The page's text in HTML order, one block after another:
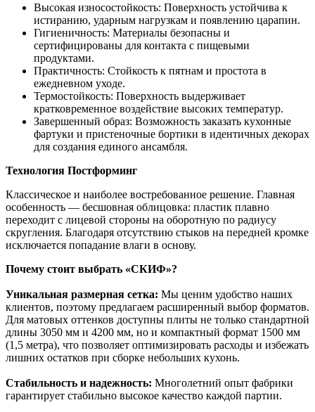
Высокая износостойкость: Поверхность устойчива к
истиранию, ударным нагрузкам и появлению царапин.
Гигиеничность: Материалы безопасны и
сертифицированы для контакта с пищевыми
продуктами.
Практичность: Стойкость к пятнам и простота в
ежедневном уходе.
Термостойкость: Поверхность выдерживает
кратковременное воздействие высоких температур.
Завершенный образ: Возможность заказать кухонные
фартуки и пристеночные бортики в идентичных декорах
для создания единого ансамбля.
Технология Постформинг
Классическое и наиболее востребованное решение. Главная
особенность — бесшовная облицовка: пластик плавно
переходит с лицевой стороны на оборотную по радиусу
скругления. Благодаря отсутствию стыков на передней кромке
исключается попадание влаги в основу.
Почему стоит выбрать «СКИФ»?
Уникальная размерная сетка: Мы ценим удобство наших
клиентов, поэтому предлагаем расширенный выбор форматов.
Для матовых оттенков доступны плиты не только стандартной
длины 3050 мм и 4200 мм, но и компактный формат 1500 мм
(1,5 метра), что позволяет оптимизировать расходы и избежать
лишних остатков при сборке небольших кухонь.
Стабильность и надежность: Многолетний опыт фабрики
гарантирует стабильно высокое качество каждой партии.